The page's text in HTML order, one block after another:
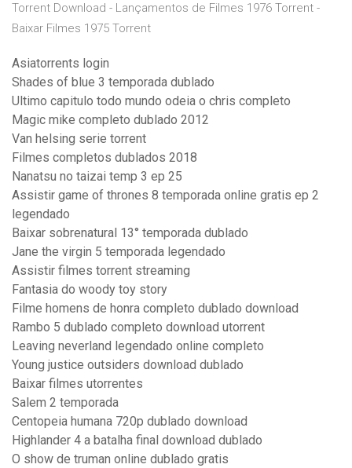
Torrent Download - Lançamentos de Filmes 1976 Torrent -
Baixar Filmes 1975 Torrent
Asiatorrents login
Shades of blue 3 temporada dublado
Ultimo capitulo todo mundo odeia o chris completo
Magic mike completo dublado 2012
Van helsing serie torrent
Filmes completos dublados 2018
Nanatsu no taizai temp 3 ep 25
Assistir game of thrones 8 temporada online gratis ep 2
legendado
Baixar sobrenatural 13° temporada dublado
Jane the virgin 5 temporada legendado
Assistir filmes torrent streaming
Fantasia do woody toy story
Filme homens de honra completo dublado download
Rambo 5 dublado completo download utorrent
Leaving neverland legendado online completo
Young justice outsiders download dublado
Baixar filmes utorrentes
Salem 2 temporada
Centopeia humana 720p dublado download
Highlander 4 a batalha final download dublado
O show de truman online dublado gratis